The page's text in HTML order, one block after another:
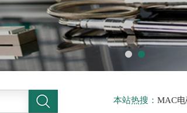
本站热搜： MAC